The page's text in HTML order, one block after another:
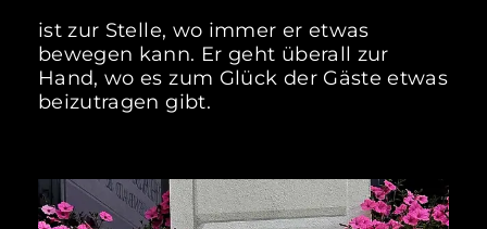
ist zur Stelle, wo immer er etwas
bewegen kann. Er geht überall zur
Hand, wo es zum Glück der Gäste etwas
beizutragen gibt.